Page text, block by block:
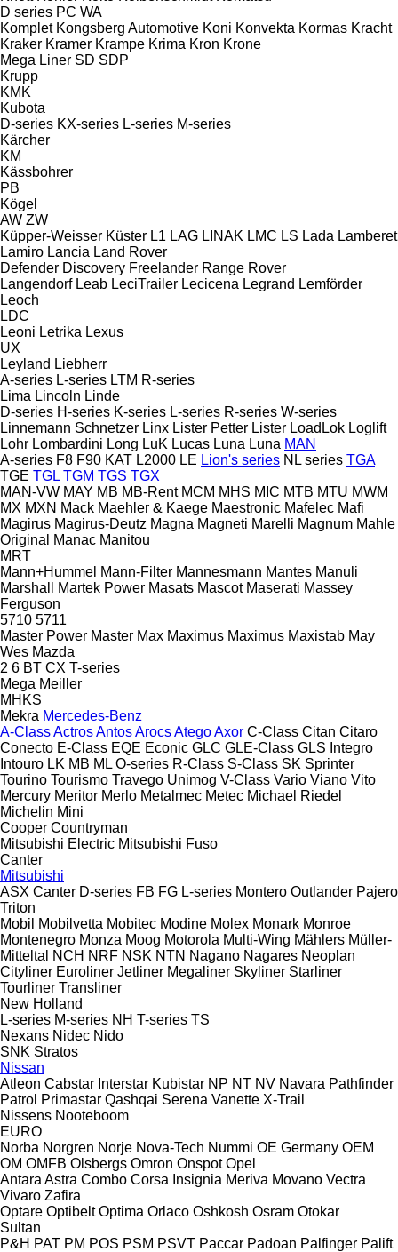
D series PC WA
Komplet Kongsberg Automotive Koni Konvekta Kormas Kracht
Kraker Kramer Krampe Krima Kron Krone
Mega Liner SD SDP
Krupp
KMK
Kubota
D-series KX-series L-series M-series
Kärcher
KM
Kässbohrer
PB
Kögel
AW ZW
Küpper-Weisser Küster L1 LAG LINAK LMC LS Lada Lamberet
Lamiro Lancia Land Rover
Defender Discovery Freelander Range Rover
Langendorf Leab LeciTrailer Lecicena Legrand Lemförder
Leoch
LDC
Leoni Letrika Lexus
UX
Leyland Liebherr
A-series L-series LTM R-series
Lima Lincoln Linde
D-series H-series K-series L-series R-series W-series
Linnemann Schnetzer Linx Lister Petter Lister LoadLok Loglift
Lohr Lombardini Long LuK Lucas Luna Luna MAN
A-series F8 F90 KAT L2000 LE Lion's series NL series TGA
TGE TGL TGM TGS TGX
MAN-VW MAY MB MB-Rent MCM MHS MIC MTB MTU MWM
MX MXN Mack Maehler & Kaege Maestronic Mafelec Mafi
Magirus Magirus-Deutz Magna Magneti Marelli Magnum Mahle
Original
Manac Manitou
MRT
Mann+Hummel Mann-Filter Mannesmann Mantes Manuli
Marshall
Martek Power Masats Mascot Maserati Massey
Ferguson
5710 5711
Master Power Master Max Maximus Maximus Maxistab May
Wes Mazda
2 6 BT CX T-series
Mega Meiller
MHKS
Mekra Mercedes-Benz
A-ClassActrosAntosArocsAtegoAxor C-Class Citan Citaro
Conecto E-Class EQE Econic GLC GLE-Class GLS Integro
Intouro LK MB ML O-series R-Class S-Class SK Sprinter
Tourino Tourismo Travego Unimog V-Class Vario Viano Vito
Mercury Meritor Merlo Metalmec Metec Michael Riedel
Michelin Mini
Cooper Countryman
Mitsubishi Electric Mitsubishi Fuso
Canter
Mitsubishi
ASX Canter D-series FB FG L-series Montero Outlander Pajero
Triton
Mobil
Mobilvetta Mobitec Modine Molex Monark Monroe
Montenegro Monza Moog Motorola Multi-Wing Mählers Müller-
Mitteltal
NCH NRF NSK NTN Nagano Nagares Neoplan
Cityliner Euroliner Jetliner Megaliner Skyliner Starliner
Tourliner Transliner
New Holland
L-series M-series NH T-series TS
Nexans Nidec Nido
SNK Stratos
Nissan
Atleon Cabstar Interstar Kubistar NP NT NV Navara Pathfinder
Patrol Primastar Qashqai Serena Vanette X-Trail
Nissens Nooteboom
EURO
Norba Norgren Norje Nova-Tech Nummi OE Germany OEM
OM OMFB Olsbergs Omron Onspot Opel
Antara Astra Combo Corsa Insignia Meriva Movano Vectra
Vivaro Zafira
Optare Optibelt Optima Orlaco Oshkosh Osram Otokar
Sultan
P&H PAT PM POS PSM PSVT Paccar Padoan Palfinger Palift